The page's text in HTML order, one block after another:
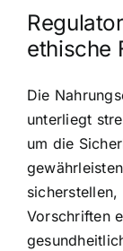
ethische
Die
unterliegt
um die
Vorschriften